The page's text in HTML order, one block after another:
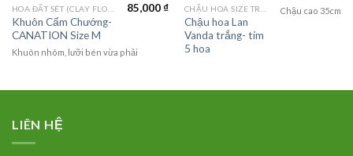
Khuôn Cẩm Chướng-
CANATION Size M
85,000₫
Khuôn nhôm, lưỡi bén vừa phải
Chậu hoa Lan
Vanda trắng- tím
5 hoa
Chậu cao 35cm
LIÊN HỆ